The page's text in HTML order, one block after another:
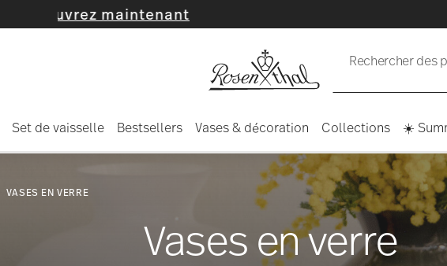
Rechercher des
Set de vaisselle Bestsellers Vases & décoration Collections ☀️
VASES EN VERRE
Vases en verre